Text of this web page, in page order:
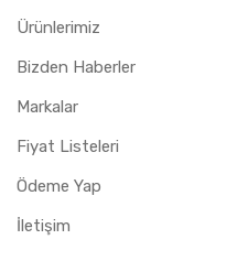
Ürünlerimiz
Bizden Haberler
Markalar
Fiyat Listeleri
Ödeme Yap
İletişim